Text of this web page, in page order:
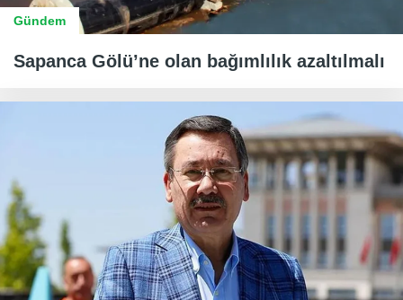
Gündem
Sapanca Gölü’ne olan bağımlılık azaltılmalı